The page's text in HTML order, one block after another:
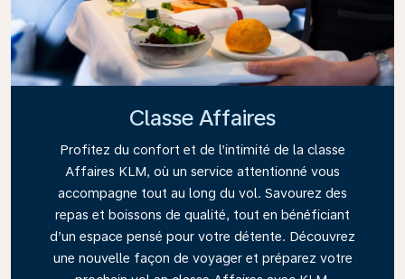
Classe Affaires
Profitez du confort et de l’intimité de la classe
Affaires KLM, où un service attentionné vous
accompagne tout au long du vol. Savourez des
repas et boissons de qualité, tout en bénéficiant
d’un espace pensé pour votre détente. Découvrez
une nouvelle façon de voyager et préparez votre